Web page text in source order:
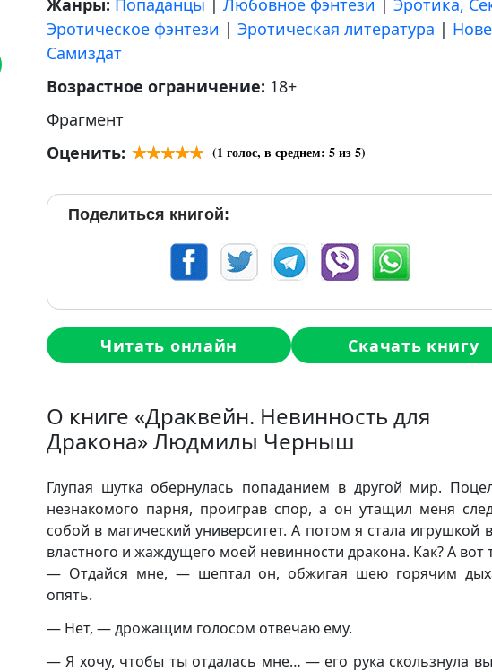
Жанры: Попаданцы | Любовное фэнтези | Эротика,
Эротическое фэнтези | Эротическая литература |
Самиздат
Возрастное ограничение: 18+
Фрагмент
Оценить:
(1 голос, в среднем: 5из 5)
Поделиться книгой:
Читать онлайн Скачать книгу
О книге «Драквейн. Невинность для
Дракона» Людмилы Черныш
Глупая шутка обернулась попаданием в другой мир.
незнакомого парня, проиграв спор, а он утащил меня
собой в магический университет. А потом я стала игрушкой
властного и жаждущего моей невинности дракона. Как? А вот
— Отдайся мне, — шептал он, обжигая шею горячим
опять.
— Нет, — дрожащим голосом отвечаю ему.
— Я хочу, чтобы ты отдалась мне… — его рука скользнула